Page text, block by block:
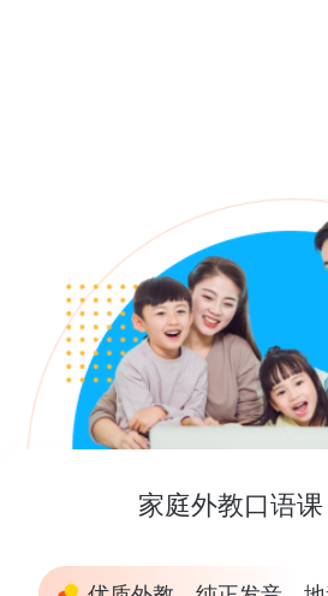
家庭外教口语课